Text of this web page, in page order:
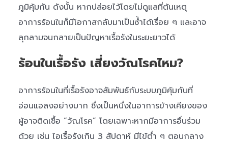
ภูมิคุ้มกัน ดังนั้น หากปล่อยไว้โดยไม่ดูแลที่ต้นเหตุ
อาการร้อนในก็มีโอกาสกลับมาเป็นซ้ำได้เรื่อย ๆ และอาจ
ลุกลามจนกลายเป็นปัญหาเรื้อรังในระยะยาวได้
ร้อนในเรื้อรัง เสี่ยงวัณโรคไหม?
อาการร้อนในที่เรื้อรังอาจสัมพันธ์กับระบบภูมิคุ้มกันที่
อ่อนแอลงอย่างมาก ซึ่งเป็นหนึ่งในอาการข้างเคียงของ
ผู้อาจติดเชื้อ “วัณโรค” โดยเฉพาะหากมีอาการอื่นร่วม
ด้วย เช่น ไอเรื้อรังเกิน 3 สัปดาห์ มีไข้ต่ำ ๆ ตอนกลาง